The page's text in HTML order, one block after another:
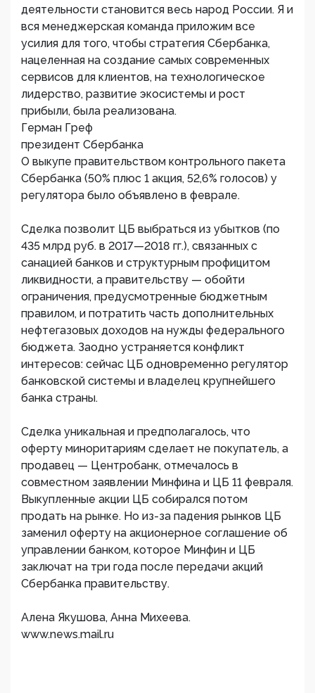
деятельности становится весь народ России. Я и
вся менеджерская команда приложим все
усилия для того, чтобы стратегия Сбербанка,
нацеленная на создание самых современных
сервисов для клиентов, на технологическое
лидерство, развитие экосистемы и рост
прибыли, была реализована.
Герман Греф
президент Сбербанка
О выкупе правительством контрольного пакета
Сбербанка (50% плюс 1 акция, 52,6% голосов) у
регулятора было объявлено в феврале.
Сделка позволит ЦБ выбраться из убытков (по
435 млрд руб. в 2017—2018 гг.), связанных с
санацией банков и структурным профицитом
ликвидности, а правительству — обойти
ограничения, предусмотренные бюджетным
правилом, и потратить часть дополнительных
нефтегазовых доходов на нужды федерального
бюджета. Заодно устраняется конфликт
интересов: сейчас ЦБ одновременно регулятор
банковской системы и владелец крупнейшего
банка страны.
Сделка уникальная и предполагалось, что
оферту миноритариям сделает не покупатель, а
продавец — Центробанк, отмечалось в
совместном заявлении Минфина и ЦБ 11 февраля.
Выкупленные акции ЦБ собирался потом
продать на рынке. Но из-за падения рынков ЦБ
заменил оферту на акционерное соглашение об
управлении банком, которое Минфин и ЦБ
заключат на три года после передачи акций
Сбербанка правительству.
Алена Якушова, Анна Михеева.
www.news.mail.ru